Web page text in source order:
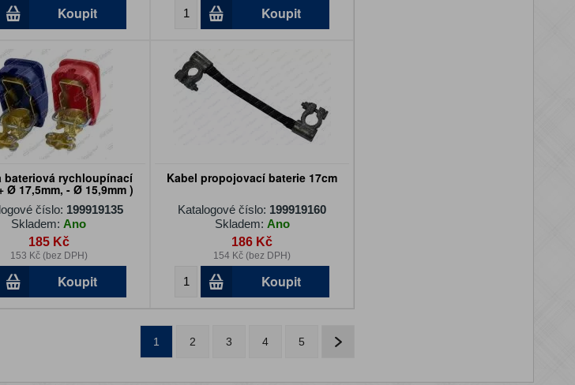
Koupit Koupit
bateriová rychloupínací
Ø 17,5mm, - Ø 15,9mm )
číslo: 199919135
Skladem: Ano
185 Kč
153 Kč (bez DPH)
Koupit
Kabel propojovací baterie 17cm
Katalogové číslo: 199919160
Skladem: Ano
186 Kč
154 Kč (bez DPH)
Koupit
1 2 3 4 5